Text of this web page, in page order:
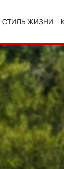
СТИЛЬ ЖИЗНИ